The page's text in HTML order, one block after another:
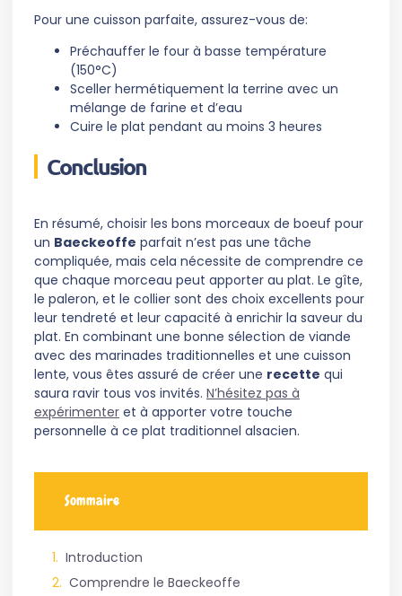
Pour une cuisson parfaite, assurez-vous de:
Préchauffer le four à basse température
(150°C)
Sceller hermétiquement la terrine avec un
mélange de farine et d’eau
Cuire le plat pendant au moins 3 heures
Conclusion
En résumé, choisir les bons morceaux de boeuf pour
un Baeckeoffe parfait n’est pas une tâche
compliquée, mais cela nécessite de comprendre ce
que chaque morceau peut apporter au plat. Le gîte,
le paleron, et le collier sont des choix excellents pour
leur tendreté et leur capacité à enrichir la saveur du
plat. En combinant une bonne sélection de viande
avec des marinades traditionnelles et une cuisson
lente, vous êtes assuré de créer une recette qui
saura ravir tous vos invités. N’hésitez pas à
expérimenter et à apporter votre touche
personnelle à ce plat traditionnel alsacien.
Sommaire
Introduction
Comprendre le Baeckeoffe